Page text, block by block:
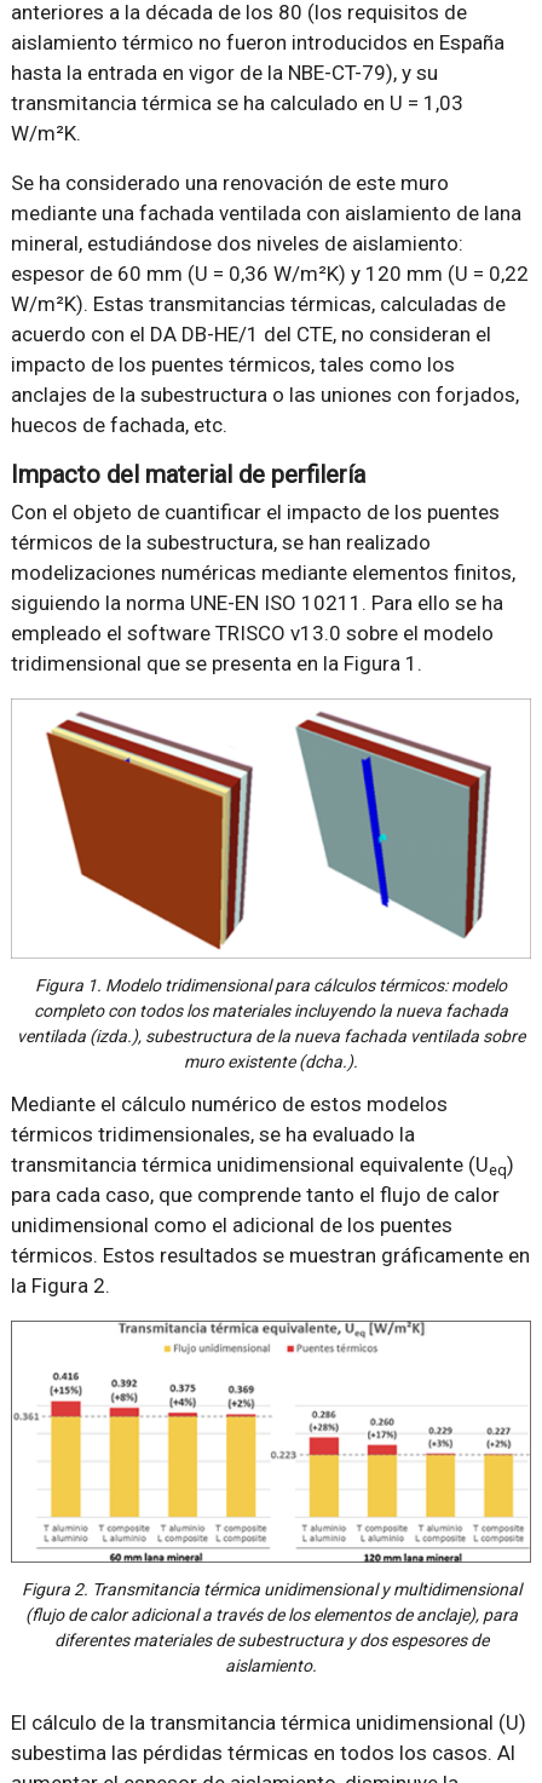
anteriores a la década de los 80 (los requisitos de
aislamiento térmico no fueron introducidos en España
hasta la entrada en vigor de la NBE-CT-79), y su
transmitancia térmica se ha calculado en U = 1,03
W/m²K.
Se ha considerado una renovación de este muro
mediante una fachada ventilada con aislamiento de lana
mineral, estudiándose dos niveles de aislamiento:
espesor de 60 mm (U = 0,36 W/m²K) y 120 mm (U = 0,22
W/m²K). Estas transmitancias térmicas, calculadas de
acuerdo con el DA DB-HE/1 del CTE, no consideran el
impacto de los puentes térmicos, tales como los
anclajes de la subestructura o las uniones con forjados,
huecos de fachada, etc.
Impacto del material de perfilería
Con el objeto de cuantificar el impacto de los puentes
térmicos de la subestructura, se han realizado
modelizaciones numéricas mediante elementos finitos,
siguiendo la norma UNE-EN ISO 10211. Para ello se ha
empleado el software TRISCO v13.0 sobre el modelo
tridimensional que se presenta en la Figura 1.
Figura 1. Modelo tridimensional para cálculos térmicos: modelo
completo con todos los materiales incluyendo la nueva fachada
ventilada (izda.), subestructura de la nueva fachada ventilada sobre
muro existente (dcha.).
Mediante el cálculo numérico de estos modelos
térmicos tridimensionales, se ha evaluado la
transmitancia térmica unidimensional equivalente (Ueq)
para cada caso, que comprende tanto el flujo de calor
unidimensional como el adicional de los puentes
térmicos. Estos resultados se muestran gráficamente en
la Figura 2.
Figura 2. Transmitancia térmica unidimensional y multidimensional
(flujo de calor adicional a través de los elementos de anclaje), para
diferentes materiales de subestructura y dos espesores de
aislamiento.
El cálculo de la transmitancia térmica unidimensional (U)
subestima las pérdidas térmicas en todos los casos. Al